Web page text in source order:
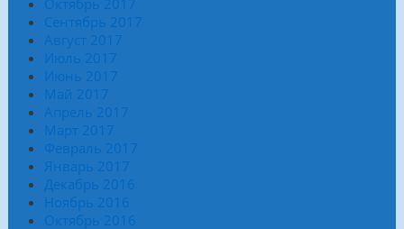
Октябрь 2017
Сентябрь 2017
Август 2017
Июль 2017
Июнь 2017
Май 2017
Апрель 2017
Март 2017
Февраль 2017
Январь 2017
Декабрь 2016
Ноябрь 2016
Октябрь 2016